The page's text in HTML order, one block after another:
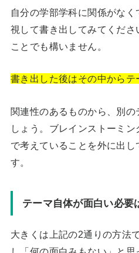
自分の学部学科に関係がな
視して書き出してみてくだ
ことでも構いません。
書き出した後はその中からテ
関連性のあるものから、別
しょう。ブレインストーミ
で考えていることを外に出
す。
テーマ自体が面白い必要
大きくは上記の2通りの方法